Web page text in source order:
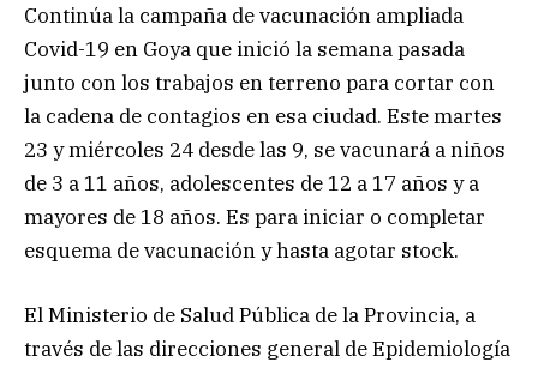
Continúa la campaña de vacunación ampliada
Covid-19 en Goya que inició la semana pasada
junto con los trabajos en terreno para cortar con
la cadena de contagios en esa ciudad. Este martes
23 y miércoles 24 desde las 9, se vacunará a niños
de 3 a 11 años, adolescentes de 12 a 17 años y a
mayores de 18 años. Es para iniciar o completar
esquema de vacunación y hasta agotar stock.
El Ministerio de Salud Pública de la Provincia, a
través de las direcciones general de Epidemiología